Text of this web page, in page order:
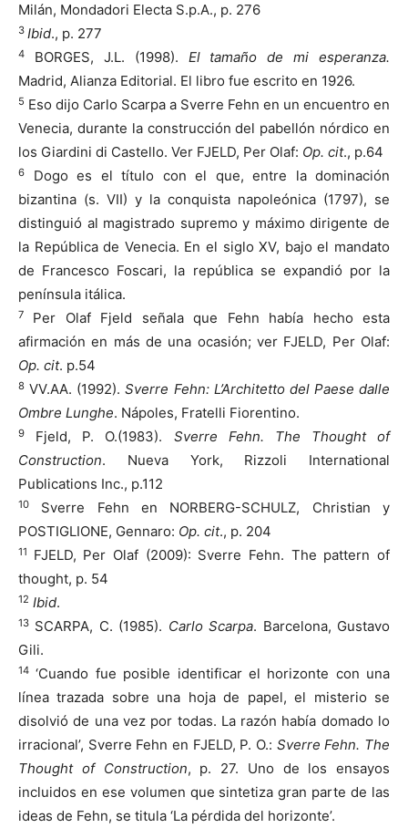
Milán, Mondadori Electa S.p.A., p. 276
3 Ibid., p. 277
4 BORGES, J.L. (1998). El tamaño de mi esperanza.
Madrid, Alianza Editorial. El libro fue escrito en 1926.
5 Eso dijo Carlo Scarpa a Sverre Fehn en un encuentro en
Venecia, durante la construcción del pabellón nórdico en
los Giardini di Castello. Ver FJELD, Per Olaf: Op. cit., p.64
6
Dogo es el título con el que, entre la dominación
bizantina (s. VII) y la conquista napoleónica (1797), se
distinguió al magistrado supremo y máximo dirigente de
la República de Venecia. En el siglo XV, bajo el mandato
de Francesco Foscari, la república se expandió por la
península itálica.
7
Per Olaf Fjeld señala que Fehn había hecho esta
afirmación en más de una ocasión; ver FJELD, Per Olaf:
Op. cit. p.54
8 VV.AA. (1992).Sverre Fehn: L’Architetto del Paese dalle
Ombre Lunghe. Nápoles, Fratelli Fiorentino.
9 Fjeld, P. O.(1983). Sverre Fehn. The Thought of
Construction. Nueva York, Rizzoli International
Publications Inc., p.112
10
Sverre Fehn en NORBERG-SCHULZ, Christian y
POSTIGLIONE, Gennaro: Op. cit., p. 204
11 FJELD, Per Olaf (2009): Sverre Fehn. The pattern of
thought, p. 54
12 Ibid.
13 SCARPA, C. (1985). Carlo Scarpa. Barcelona, Gustavo
Gili.
14 ‘Cuando fue posible identificar el horizonte con una
línea trazada sobre una hoja de papel, el misterio se
disolvió de una vez por todas. La razón había domado lo
irracional’, Sverre Fehn en FJELD, P. O.: Sverre Fehn. The
Thought of Construction, p. 27. Uno de los ensayos
incluidos en ese volumen que sintetiza gran parte de las
ideas de Fehn, se titula ‘La pérdida del horizonte’.